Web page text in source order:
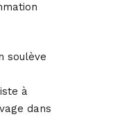
soulève
à
dans